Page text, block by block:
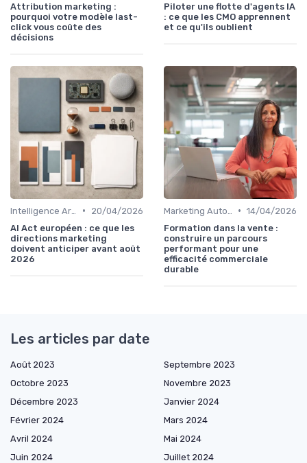
Attribution marketing :
pourquoi votre modèle last-
click vous coûte des
décisions
Piloter une flotte d'agents IA
: ce que les CMO apprennent
et ce qu'ils oublient
•
20/04/2026
AI Act européen : ce que les
directions marketing
doivent anticiper avant août
2026
• 14/04/2026
Formation dans la vente :
construire un parcours
performant pour une
efficacité commerciale
durable
Les articles par date
Août 2023
Septembre 2023
Octobre 2023
Novembre 2023
Décembre 2023
Janvier 2024
Février 2024
Mars 2024
Avril 2024
Mai 2024
Juin 2024
Juillet 2024